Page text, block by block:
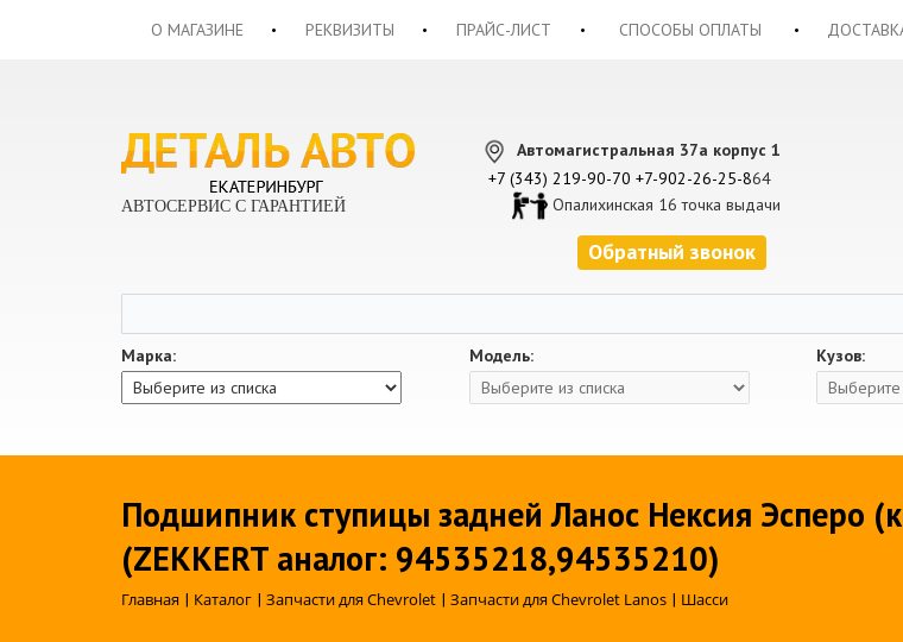
О МАГАЗИНЕ РЕКВИЗИТЫ ПРАЙС-ЛИСТ СПОСОБЫ ОПЛАТЫ
АВТОСЕРВИС С ГАРАНТИЕЙ
Автомагистральная 37а корпус 1
+7 (343) 219-90-70 +7-902-26-25-864
Опалихинская 16 точка выдачи
Обратный звонок
Марка: Модель: Кузов:
Подшипник ступицы задней Ланос Нексия Эсперо
(ZEKKERT аналог: 94535218,94535210)
Главная | Каталог | Запчасти для Chevrolet | Запчасти для Chevrolet Lanos | Шасси